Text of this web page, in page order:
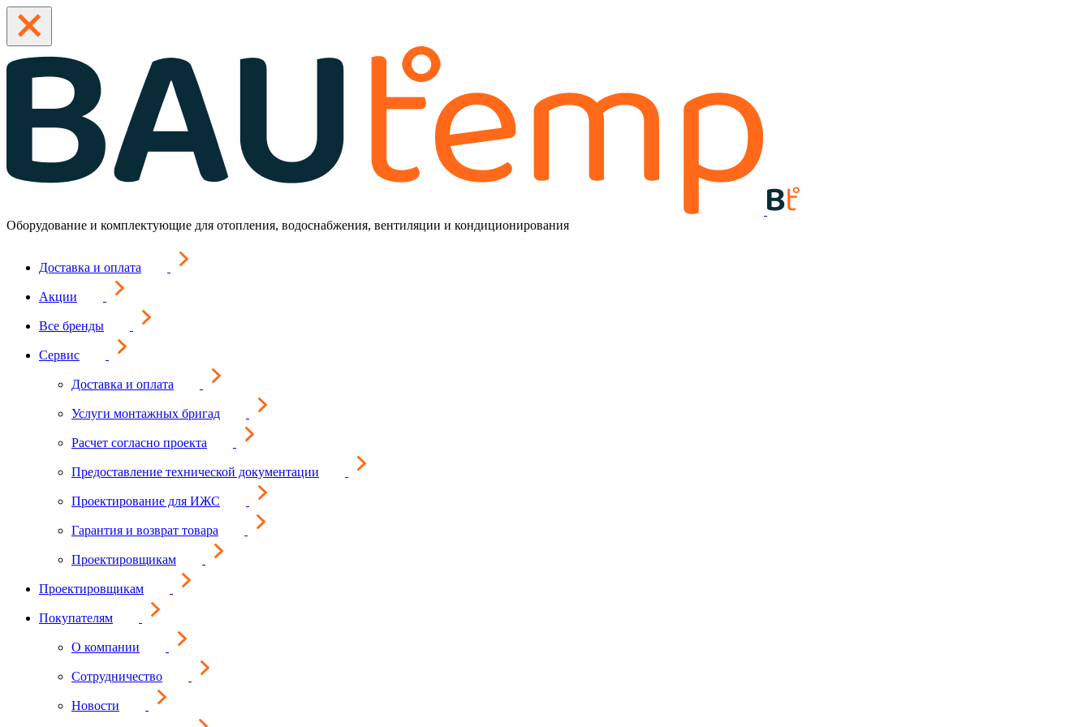
Оборудование и комплектующие для отопления, водоснабжения, вентиляции и кондиционирования
Доставка и оплата
Акции
Все бренды
Сервис
Доставка и оплата
Услуги монтажных бригад
Расчет согласно проекта
Предоставление технической документации
Проектирование для ИЖС
Гарантия и возврат товара
Проектировщикам
Проектировщикам
Покупателям
О компании
Сотрудничество
Новости